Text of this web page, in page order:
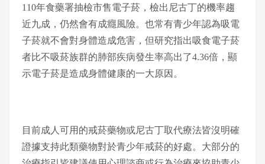
110年食藥署抽檢市售電子菸，檢出尼古丁的機率趨
近九成，仍然會有成癮風險。也常有青少年認為吸電
子菸就不會對身體造成危害，但研究指出吸食電子菸
者比不吸菸族群的肺部疾病發生率高出了4.36倍，顯
示電子菸是造成身體健康的一大原因。
目前成人可用的戒菸藥物或尼古丁取代療法皆沒明確
證據支持此類藥物對於青少年戒菸的好處。大部分的